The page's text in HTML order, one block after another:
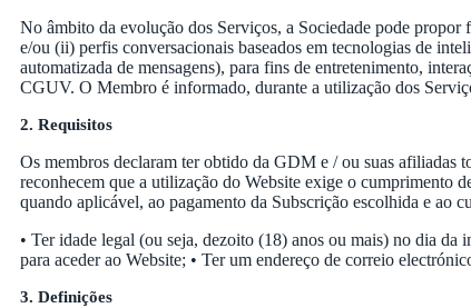
No âmbito da evolução dos Serviços, a Sociedade pode propor
e/ou (ii) perfis conversacionais baseados em tecnologias de
automatizada de mensagens), para fins de entretenimento,
CGUV. O Membro é informado, durante a utilização dos
2. Requisitos
Os membros declaram ter obtido da GDM e / ou suas afiliadas
reconhecem que a utilização do Website exige o cumprimento
quando aplicável, ao pagamento da Subscrição escolhida e ao
• Ter idade legal (ou seja, dezoito (18) anos ou mais) no dia
para aceder ao Website; • Ter um endereço de correio
3. Definições